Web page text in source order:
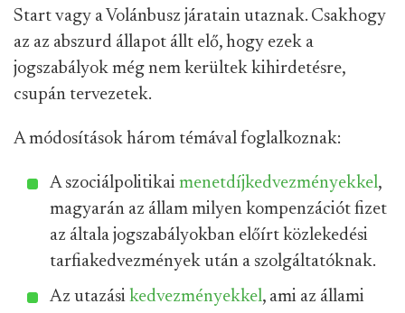
Start vagy a Volánbusz járatain utaznak. Csakhogy
az az abszurd állapot állt elő, hogy ezek a
jogszabályok még nem kerültek kihirdetésre,
csupán tervezetek.
A módosítások három témával foglalkoznak:
A szociálpolitikai menetdíjkedvezményekkel,
magyarán az állam milyen kompenzációt fizet
az általa jogszabályokban előírt közlekedési
tarfiakedvezmények után a szolgáltatóknak.
Az utazási kedvezményekkel, ami az állami